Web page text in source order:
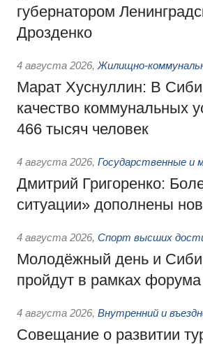
губернатором
Дрозденко
4 августа 2026, Жилищно-
Марат Хуснуллин: В
качество коммунальных
466 тысяч человек
4 августа 2026, Государственные и
Дмитрий Григоренко:
ситуации» дополнены
4 августа 2026, Спорт высших
Молодёжный день и
пройдут в рамках
4 августа 2026, Внутренний и
Совещание о развитии